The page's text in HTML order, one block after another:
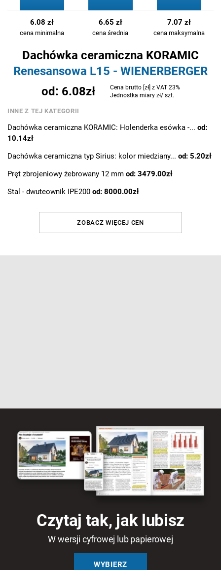
6.08 zł
cena minimalna
6.65 zł
cena średnia
7.07 zł
cena maksymalna
Dachówka ceramiczna KORAMIC
Renesansowa L15 - WIENERBERGER
od: 6.08zł
Cena brutto [zł] z VAT 23%
Jednostka miary zł/ szt.
INNE Z TEJ KATEGORII
Dachówka ceramiczna KORAMIC: Holenderka esówka -... od:
10.14zł
Dachówka ceramiczna typ Sirius: kolor miedziany... od: 5.20zł
Pręt zbrojeniowy żebrowany 12 mm od: 3479.00zł
Stal - dwuteownik IPE200 od: 8000.00zł
ZOBACZ WIĘCEJ CEN
Czytaj tak, jak lubisz
W wersji cyfrowej lub papierowej
WYBIERZ